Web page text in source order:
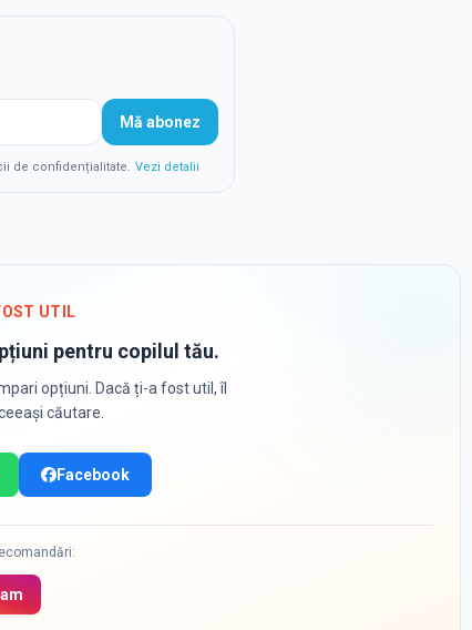
Mă abonez
de confidențialitate. Vezi detalii
UTIL
pentru copilul tău.
opțiuni. Dacă ți-a fost util, îl
căutare.
Facebook